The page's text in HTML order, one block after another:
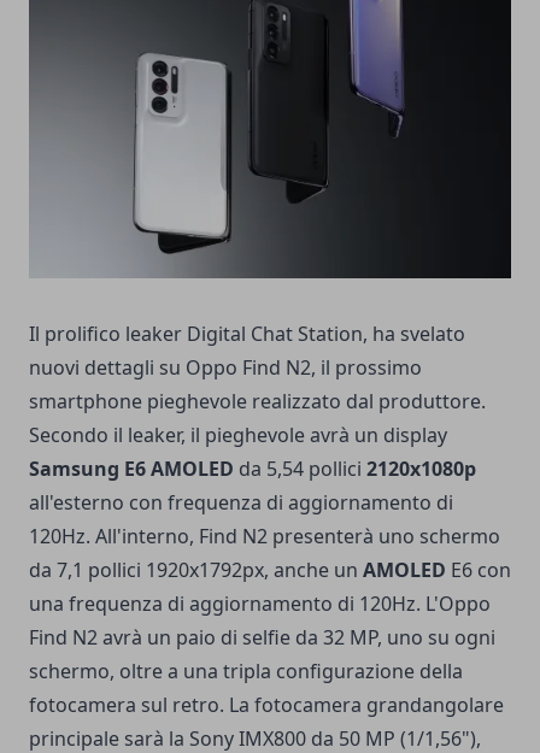
Il prolifico leaker Digital Chat Station, ha svelato
nuovi dettagli su Oppo Find N2, il prossimo
smartphone pieghevole realizzato dal produttore.
Secondo il leaker, il pieghevole avrà un display
Samsung E6 AMOLED da 5,54 pollici 2120x1080p
all'esterno con frequenza di aggiornamento di
120Hz. All'interno, Find N2 presenterà uno schermo
da 7,1 pollici 1920x1792px, anche un AMOLED E6 con
una frequenza di aggiornamento di 120Hz. L'Oppo
Find N2 avrà un paio di selfie da 32 MP, uno su ogni
schermo, oltre a una tripla configurazione della
fotocamera sul retro. La fotocamera grandangolare
principale sarà la Sony IMX800 da 50 MP (1/1,56"),